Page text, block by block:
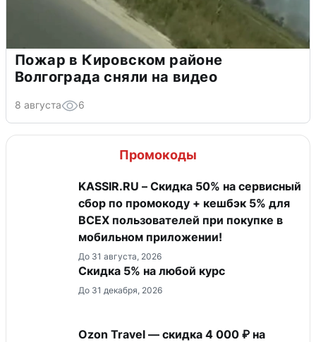
Пожар в Кировском районе
Волгограда сняли на видео
8 августа 6
Промокоды
KASSIR.RU – Скидка 50% на сервисный
сбор по промокоду + кешбэк 5% для
ВСЕХ пользователей при покупке в
мобильном приложении!
До 31 августа, 2026
Скидка 5% на любой курс
До 31 декабря, 2026
Ozon Travel — скидка 4 000 ₽ на